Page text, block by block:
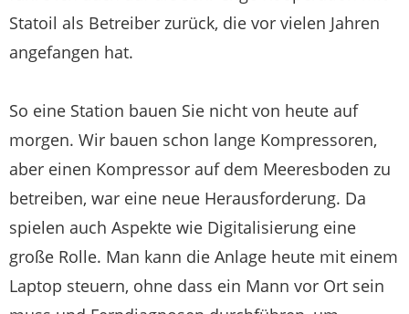
Statoil als Betreiber zurück, die vor vielen Jahren
angefangen hat.
So eine Station bauen Sie nicht von heute auf
morgen. Wir bauen schon lange Kompressoren,
aber einen Kompressor auf dem Meeresboden zu
betreiben, war eine neue Herausforderung. Da
spielen auch Aspekte wie Digitalisierung eine
große Rolle. Man kann die Anlage heute mit einem
Laptop steuern, ohne dass ein Mann vor Ort sein